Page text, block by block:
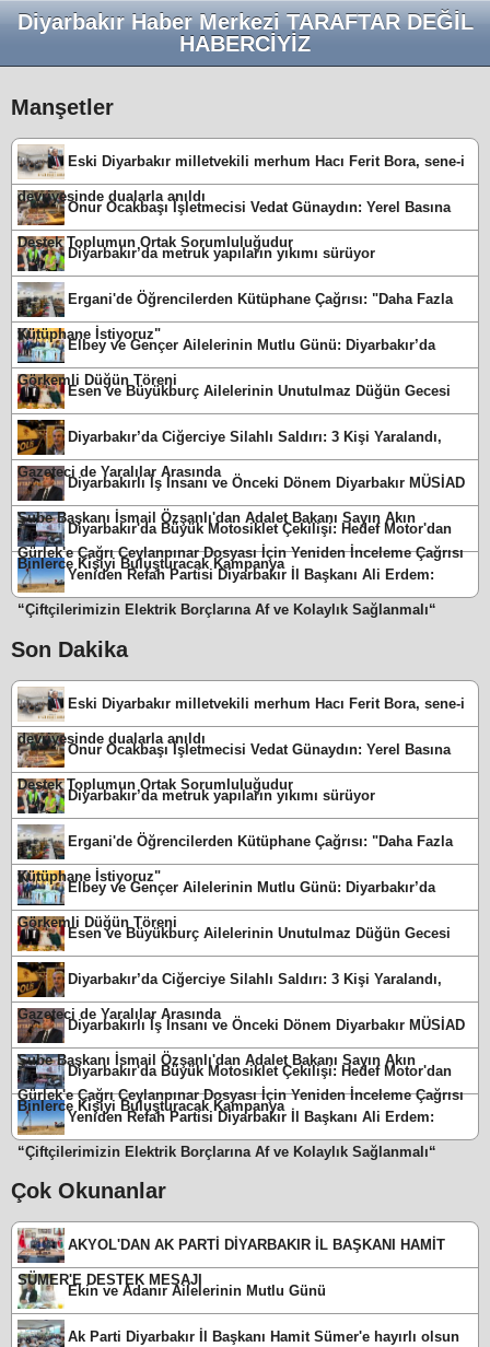
Diyarbakır Haber Merkezi TARAFTAR DEĞİL
HABERCİYİZ
Manşetler
Eski Diyarbakır milletvekili merhum Hacı Ferit Bora, sene-i
devriyesinde dualarla anıldı
Onur Ocakbaşı İşletmecisi Vedat Günaydın: Yerel Basına
Destek Toplumun Ortak Sorumluluğudur
Diyarbakır’da metruk yapıların yıkımı sürüyor
Ergani'de Öğrencilerden Kütüphane Çağrısı: "Daha Fazla
Kütüphane İstiyoruz"
Elbey ve Gençer Ailelerinin Mutlu Günü: Diyarbakır’da
Görkemli Düğün Töreni
Esen ve Büyükburç Ailelerinin Unutulmaz Düğün Gecesi
Diyarbakır’da Ciğerciye Silahlı Saldırı: 3 Kişi Yaralandı,
Gazeteci de Yaralılar Arasında
Diyarbakırlı İş İnsanı ve Önceki Dönem Diyarbakır MÜSİAD
Şube Başkanı İsmail Özşanlı'dan Adalet Bakanı Sayın Akın
Gürlek'e Çağrı Ceylanpınar Dosyası İçin Yeniden İnceleme Çağrısı
Diyarbakır'da Büyük Motosiklet Çekilişi: Hedef Motor'dan
Binlerce Kişiyi Buluşturacak Kampanya
Yeniden Refah Partisi Diyarbakır İl Başkanı Ali Erdem:
“Çiftçilerimizin Elektrik Borçlarına Af ve Kolaylık Sağlanmalı“
Son Dakika
Eski Diyarbakır milletvekili merhum Hacı Ferit Bora, sene-i
devriyesinde dualarla anıldı
Onur Ocakbaşı İşletmecisi Vedat Günaydın: Yerel Basına
Destek Toplumun Ortak Sorumluluğudur
Diyarbakır’da metruk yapıların yıkımı sürüyor
Ergani'de Öğrencilerden Kütüphane Çağrısı: "Daha Fazla
Kütüphane İstiyoruz"
Elbey ve Gençer Ailelerinin Mutlu Günü: Diyarbakır’da
Görkemli Düğün Töreni
Esen ve Büyükburç Ailelerinin Unutulmaz Düğün Gecesi
Diyarbakır’da Ciğerciye Silahlı Saldırı: 3 Kişi Yaralandı,
Gazeteci de Yaralılar Arasında
Diyarbakırlı İş İnsanı ve Önceki Dönem Diyarbakır MÜSİAD
Şube Başkanı İsmail Özşanlı'dan Adalet Bakanı Sayın Akın
Gürlek'e Çağrı Ceylanpınar Dosyası İçin Yeniden İnceleme Çağrısı
Diyarbakır'da Büyük Motosiklet Çekilişi: Hedef Motor'dan
Binlerce Kişiyi Buluşturacak Kampanya
Yeniden Refah Partisi Diyarbakır İl Başkanı Ali Erdem:
“Çiftçilerimizin Elektrik Borçlarına Af ve Kolaylık Sağlanmalı“
Çok Okunanlar
AKYOL'DAN AK PARTİ DİYARBAKIR İL BAŞKANI HAMİT
SÜMER'E DESTEK MESAJI
Ekin ve Adanır Ailelerinin Mutlu Günü
Ak Parti Diyarbakır İl Başkanı Hamit Sümer'e hayırlı olsun